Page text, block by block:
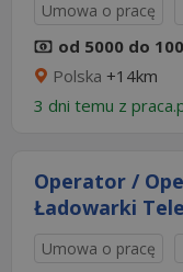
Umowa o pracę
od 5000 do
Polska +14km
3 dni temu z
Operator /
Ładowarki
Umowa o pracę